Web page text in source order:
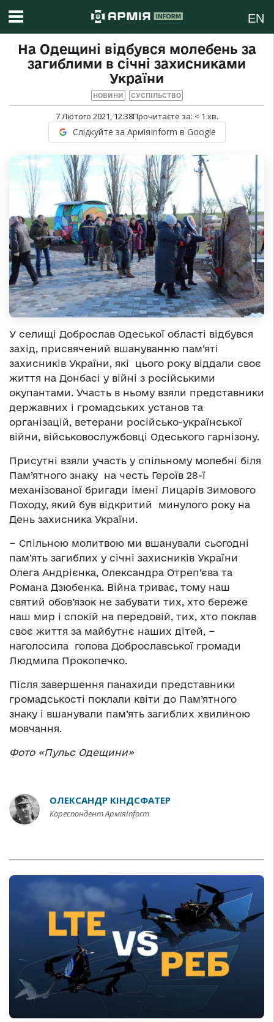
EN
На Одещині відбувся молебень за
загиблими в січні захисниками
України
НОВИНИ СУСПІЛЬСТВО
7 Лютого 2021, 12:38Прочитаєте за: < 1 хв.
Слідкуйте за АрміяInform в Google
У селищі Доброслав Одеської області відбувся
захід, присвячений вшануванню пам’яті
захисників України, які цього року віддали своє
життя на Донбасі у війні з російськими
окупантами. Участь в ньому взяли представники
державних і громадських установ та
організацій, ветерани російсько-української
війни, військовослужбовці Одеського гарнізону.
Присутні взяли участь у спільному молебні біля
Пам’ятного знаку на честь Героїв 28-ї
механізованої бригади імені Лицарів Зимового
Походу, який був відкритий минулого року на
День захисника України.
− Спільною молитвою ми вшанували сьогодні
пам’ять загиблих у січні захисників України
Олега Андрієнка, Олександра Отреп’єва та
Романа Дзюбенка. Війна триває, тому наш
святий обов’язок не забувати тих, хто береже
наш мир і спокій на передовій, тих, хто поклав
своє життя за майбутнє наших дітей, −
наголосила голова Доброславської громади
Людмила Прокопечко.
Після завершення панахиди представники
громадськості поклали квіти до Пам’ятного
знаку і вшанували пам’ять загиблих хвилиною
мовчання.
Фото «Пульс Одещини»
ОЛЕКСАНДР КІНДСФАТЕР
Кореспондент АрміяInform